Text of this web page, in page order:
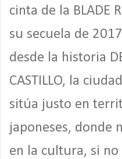
cinta de la BLADE
su secuela de
desde la historia
CASTILLO, la
sitúa justo en
japoneses, donde
en la cultura, si